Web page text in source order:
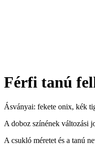
Férfi tanú
Ásványai: fekete onix, kék
A doboz színének változási
A csukló méretet és a tanú